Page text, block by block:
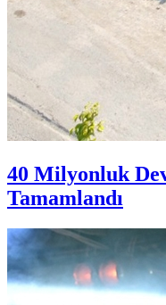
40 Milyonluk
Tamamlandı